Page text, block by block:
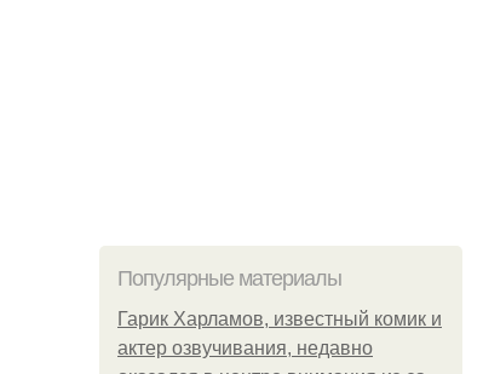
Популярные материалы
Гарик Харламов, известный комик и
актер озвучивания, недавно